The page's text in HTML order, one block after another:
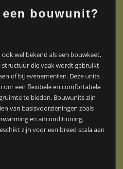
bouwunit?
wel bekend als een bouwkeet,
structuur die vaak wordt gebruikt
of bij evenementen. Deze units
om een flexibele en comfortabele
te bieden. Bouwunits zijn
van basisvoorzieningen zoals
en airconditioning,
zijn voor een breed scala aan